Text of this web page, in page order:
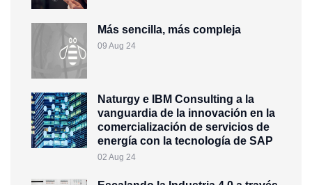
Más sencilla, más compleja
09 Aug 24
Naturgy e IBM Consulting a la
vanguardia de la innovación en la
comercialización de servicios de
energía con la tecnología de SAP
02 Aug 24